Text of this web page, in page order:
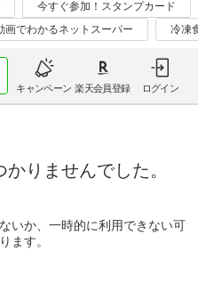
今すぐ参加！スタンプカード
画でわかるネットスーパー 冷凍
キャンペーン 楽天会員登録 ログイン
りませんでした。
いか、一時的に利用できない可
ます。